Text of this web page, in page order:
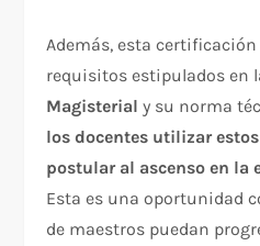
Además, esta
requisitos estipulados en
Magisterial y su norma
los docentes utilizar
postular al ascenso en la
Esta es una oportunidad
de maestros puedan